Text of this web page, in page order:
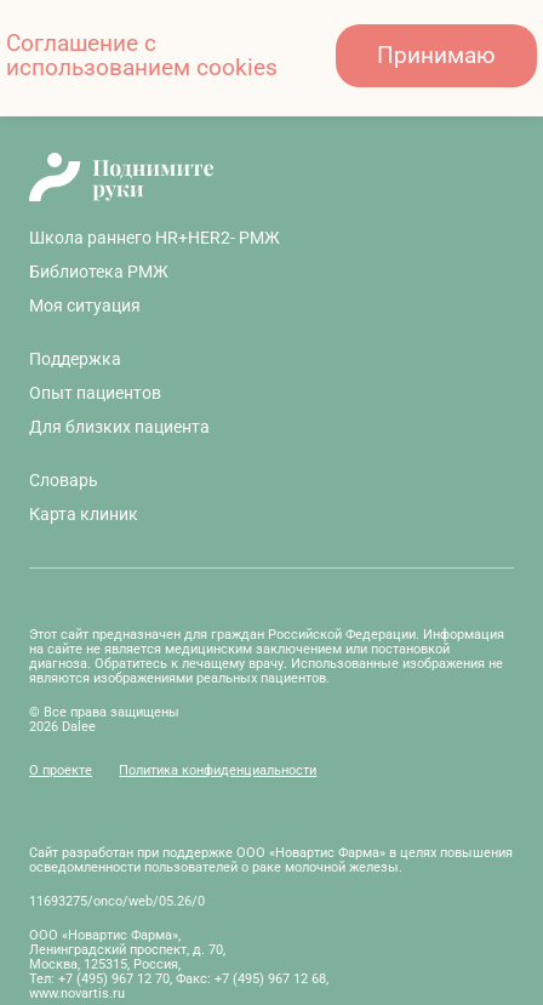
Иммунотерапия: что это и кому она показана
Школа раннего HR+HER2- РМЖ
Библиотека РМЖ
Моя ситуация
Поддержка
Опыт пациентов
Для близких пациента
Словарь
Карта клиник
Этот сайт предназначен для граждан Российской Федерации. Информация
на сайте не является медицинским заключением или постановкой
диагноза. Обратитесь к лечащему врачу. Использованные изображения не
являются изображениями реальных пациентов.
© Все права защищены
2026 Dalee
О проекте Политика конфиденциальности
Сайт разработан при поддержке ООО «Новартис Фарма» в целях повышения
осведомленности пользователей о раке молочной железы.
11693275/onco/web/05.26/0
ООО «Новартис Фарма»,
Ленинградский проспект, д. 70,
Москва, 125315, Россия,
Тел: +7 (495) 967 12 70, Факс: +7 (495) 967 12 68,
www.novartis.ru
Соглашение с
использованием cookies
Принимаю